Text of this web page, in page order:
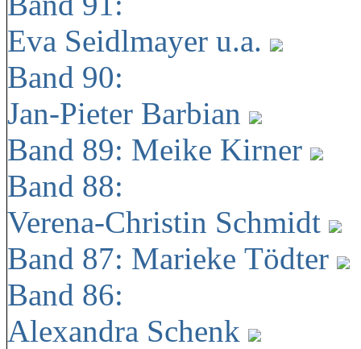
Eva Seidlmayer u.a.
Band 90:
Jan-Pieter Barbian
Band 89: Meike Kirner
Band 88:
Verena-Christin Schmidt
Band 87: Marieke Tödter
Band 86:
Alexandra Schenk